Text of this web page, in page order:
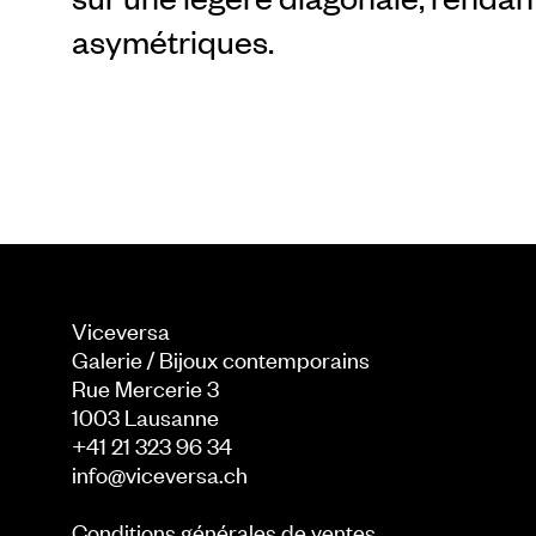
asymétriques.
Viceversa
Galerie / Bijoux contemporains
Rue Mercerie 3
1003 Lausanne
+41 21 323 96 34
info@viceversa.ch